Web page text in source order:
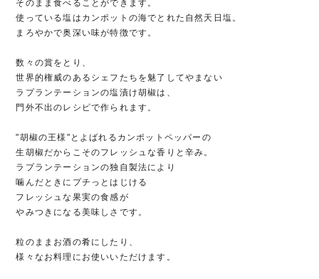
そのまま食べることができます。
使っている塩はカンポットの海でとれた自然天日塩。
まろやかで奥深い味が特徴です。
数々の賞をとり、
世界的権威のあるシェフたちを魅了してやまない
ラプランテーションの塩漬け胡椒は、
門外不出のレシピで作られます。
"胡椒の王様"とよばれるカンポットペッパーの
生胡椒だからこそのフレッシュな香りと辛み。
ラプランテーションの独自製法により
噛んだときにプチっとはじける
フレッシュな果実の食感が
やみつきになる美味しさです。
粒のままお酒の肴にしたり、
様々なお料理にお使いいただけます。